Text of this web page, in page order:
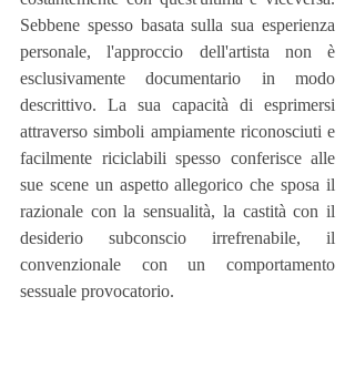
Sebbene spesso basata sulla sua esperienza
personale, l'approccio dell'artista non è
esclusivamente documentario in modo
descrittivo. La sua capacità di esprimersi
attraverso simboli ampiamente riconosciuti e
facilmente riciclabili spesso conferisce alle
sue scene un aspetto allegorico che sposa il
razionale con la sensualità, la castità con il
desiderio subconscio irrefrenabile, il
convenzionale con un comportamento
sessuale provocatorio.